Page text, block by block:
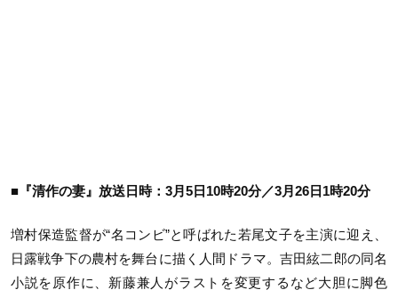
■『清作の妻』放送日時：3月5日10時20分／3月26日1時20分
増村保造監督が“名コンビ”と呼ばれた若尾文子を主演に迎え、
日露戦争下の農村を舞台に描く人間ドラマ。吉田絃二郎の同名
小説を原作に、新藤兼人がラストを変更するなど大胆に脚色